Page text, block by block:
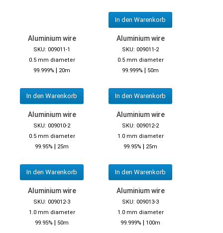
In den Warenkorb
Aluminium wire
SKU: 009011-1
0.5 mm diameter
99.999% | 20m
In den Warenkorb
Aluminium wire
SKU: 009011-2
0.5 mm diameter
99.999% | 50m
In den Warenkorb
Aluminium wire
SKU: 009010-2
0.5 mm diameter
99.95% | 25m
In den Warenkorb
Aluminium wire
SKU: 009012-2
1.0 mm diameter
99.95% | 25m
In den Warenkorb
Aluminium wire
SKU: 009012-3
1.0 mm diameter
99.95% | 50m
Aluminium wire
SKU: 009013-3
1.0 mm diameter
99.999% | 100m